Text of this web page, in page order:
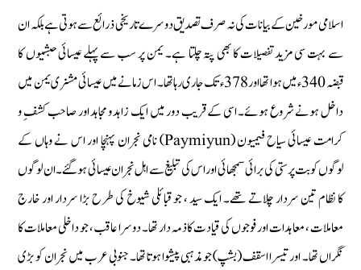
اسلامی مورخین کے بیانات کی نہ صرف تصدیق دوسرے تاریخی ذرائع سے ہوتی ہے بلکہ ان
سے بہت سی مزید تفصیلات کا بھی پتہ چلتا ہے۔ یمن پر سب سے پہلے عیسائی حبشیوں کا
قبضہ 340ء میں ہوا تھا اور 378ء تک جاری رہا تھا۔ اس زمانے میں عیسائی مشنری یمن میں
داخل ہونے شروع ہوئے۔ اسی کے قریب دور میں ایک زاہد و مجاہد اور صاحب کشفِ و
کرامت عیسائی سیاح فیمیون (Paymiyun) نامی نجران پہنچا اور اس نے وہاں کے
لوگوں کو بت پرستی کی برائی سمجھائی اور اس کی تبلیغ سے اہل نجران عیسائی ہو گئے۔ ان لوگوں
کا نظام تین سردار چلاتے تھے۔ ایک سید ، جو قبائلی شیوخ کی طرح بڑا سردار اور خارج
معاملات ، معاہدات اور فوجوں کی قیادت کا ذمہ دار تھا۔ دوسرا عاقب، جو داخلی معاملات کا
نگراں تھا۔ اور تیسرا اسقف (بشپ) جو مذہبی پیشوا ہوتا تھا۔ جنوبی عرب میں نجران کو بڑی